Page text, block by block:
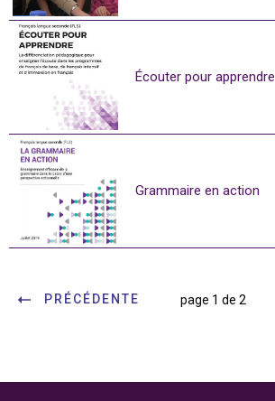
Écouter pour apprendre
Grammaire en action
PRÉCÉDENTE page 1 de 2